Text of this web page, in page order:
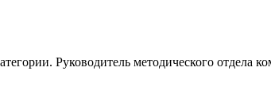
Руководитель методического